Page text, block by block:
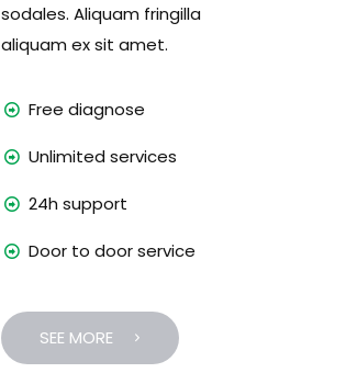
sodales. Aliquam fringilla
aliquam ex sit amet.
Free diagnose
Unlimited services
24h support
Door to door service
SEE MORE